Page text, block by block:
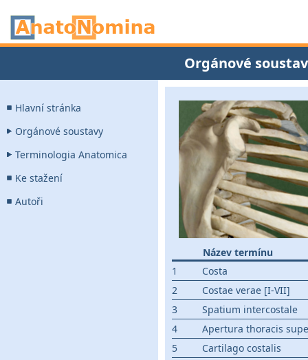
Orgánové
Hlavní stránka
Orgánové soustavy
Terminologia Anatomica
Ke stažení
Autoři
Název termínu
1
Costa
2
Costae verae [I-VII]
3
Spatium intercostale
4
Apertura thoracis
5
Cartilago costalis